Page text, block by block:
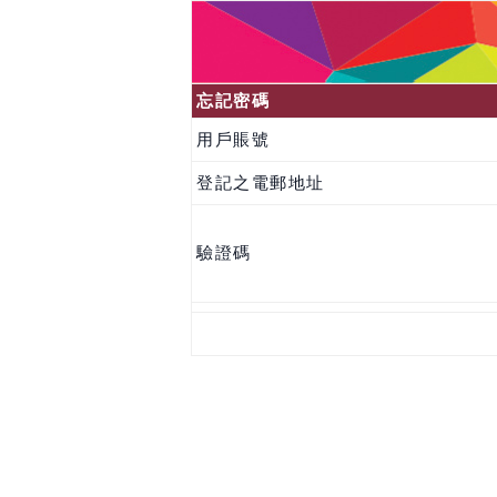
忘記密碼
用戶賬號
登記之電郵地址
驗證碼